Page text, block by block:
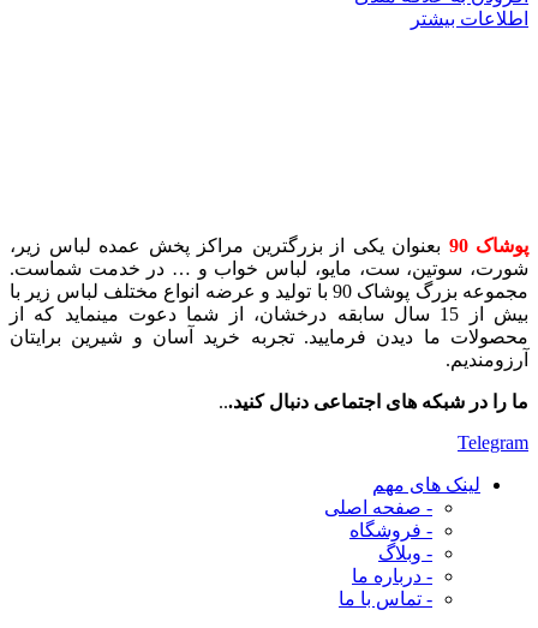
اطلاعات بیشتر
پوشاک 90
بعنوان یکی از بزرگترین مراکز پخش عمده لباس زیر،
شورت، سوتین، ست، مایو، لباس خواب و … در خدمت شماست.
مجموعه بزرگ پوشاک 90 با تولید و عرضه انواع مختلف لباس زیر با
بیش از 15 سال سابقه درخشان، از شما دعوت مینماید که از
محصولات ما دیدن فرمایید. تجربه خرید آسان و شیرین برایتان
آرزومندیم.
ما را در شبکه های اجتماعی دنبال کنید...
Telegram
لینک های مهم
- صفحه اصلی
- فروشگاه
- وبلاگ
- درباره ما
- تماس با ما